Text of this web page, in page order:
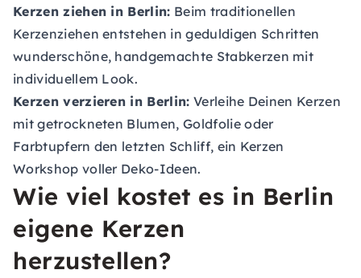
Kerzen ziehen in Berlin: Beim traditionellen
Kerzenziehen entstehen in geduldigen Schritten
wunderschöne, handgemachte Stabkerzen mit
individuellem Look.
Kerzen verzieren in Berlin: Verleihe Deinen Kerzen
mit getrockneten Blumen, Goldfolie oder
Farbtupfern den letzten Schliff, ein Kerzen
Workshop voller Deko-Ideen.
Wie viel kostet es in Berlin
eigene Kerzen
herzustellen?